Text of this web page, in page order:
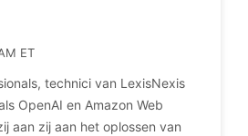
ET
technici van LexisNexis
OpenAI en Amazon Web
aan zij aan het oplossen van